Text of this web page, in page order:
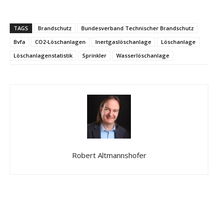
TAGS Brandschutz
Bundesverband Technischer Brandschutz
Bvfa
CO2-Löschanlagen Inertgaslöschanlage
Löschanlage
Löschanlagenstatistik
Sprinkler Wasserlöschanlage
Robert Altmannshofer